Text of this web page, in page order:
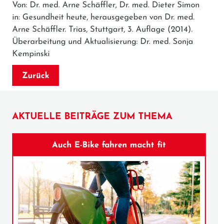
Von: Dr. med. Arne Schäffler, Dr. med. Dieter Simon
in: Gesundheit heute, herausgegeben von Dr. med.
Arne Schäffler. Trias, Stuttgart, 3. Auflage (2014).
Überarbeitung und Aktualisierung: Dr. med. Sonja
Kempinski
Zurück
AKTUELLE BEITRÄGE ZUM THEMA
Auch E-Bike fahren macht fit